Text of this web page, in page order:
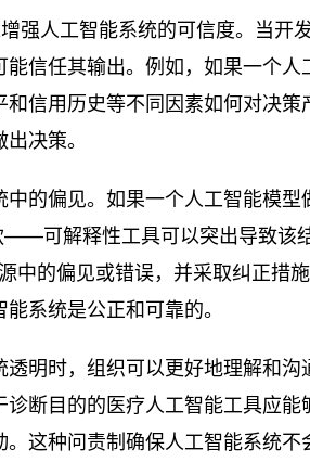
强人工智能系统的可信度。当开
信任其输出。例如，如果一个人
信用历史等不同因素如何对决策
决策。
的偏见。如果一个人工智能模型
可解释性工具可以突出导致该
的偏见或错误，并采取纠正措
系统是公正和可靠的。
明时，组织可以更好地理解和沟
断目的的医疗人工智能工具应能
这种问责制确保人工智能系统不